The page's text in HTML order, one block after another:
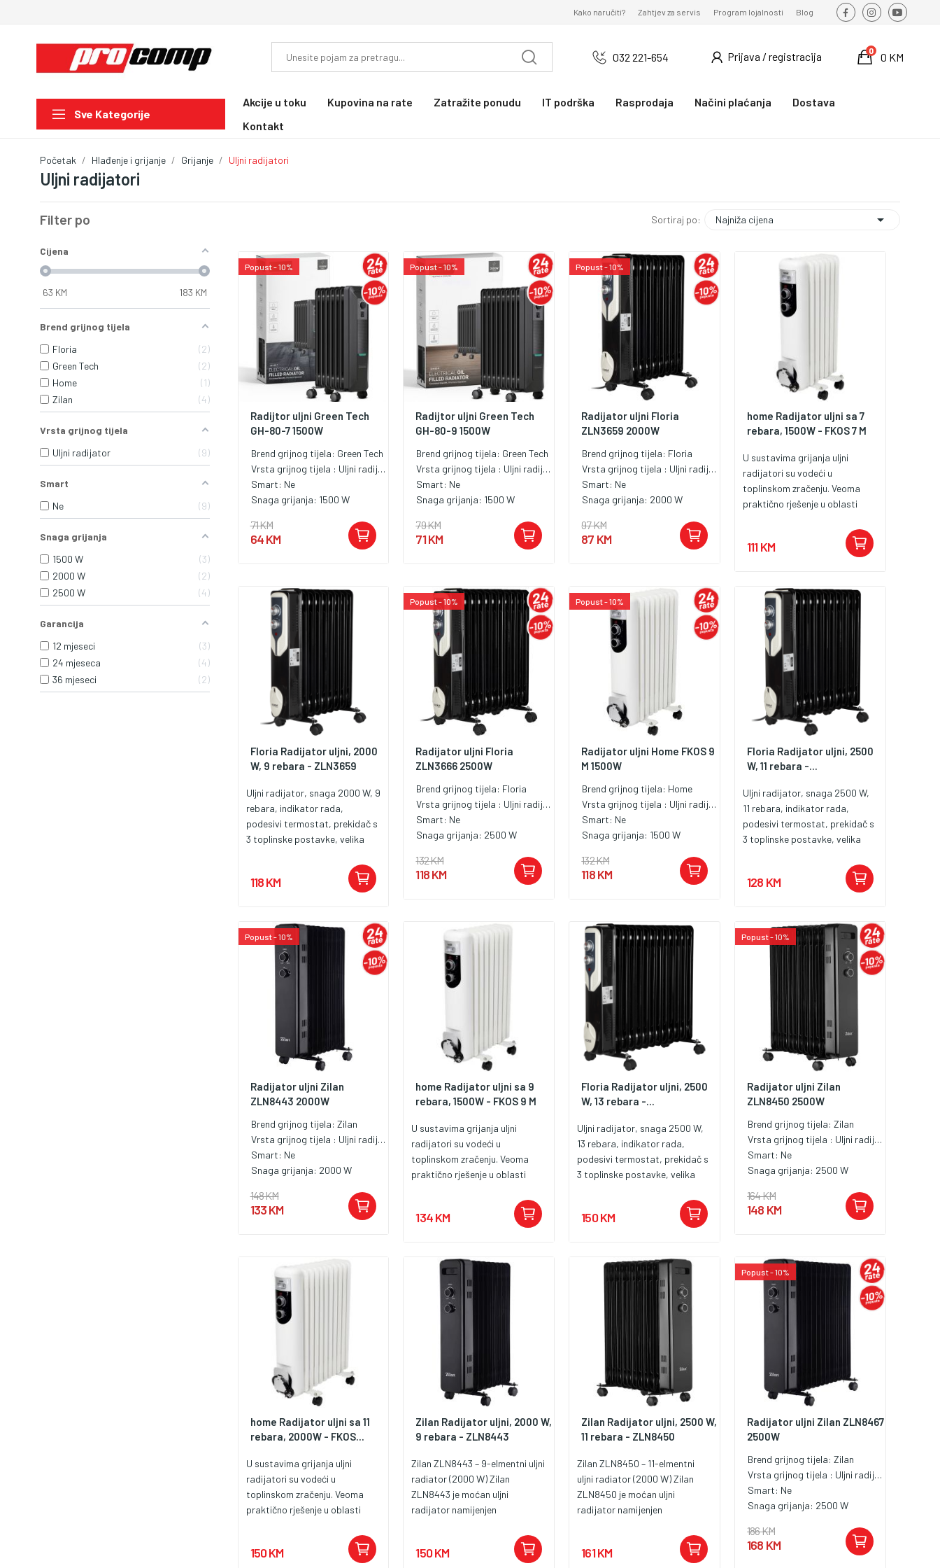
Kako naručiti? Zahtjev za servis Program lojalnosti Blog
032 221-654 Prijava / registracija 0 KM
0
Sve Kategorije
Akcije u toku Kupovina na rate Zatražite ponudu IT podrška Rasprodaja Načini plaćanja
Dostava
Kontakt
Uljni radijatori
Početak Hlađenje i grijanje Grijanje Uljni radijatori
Filter po
Cijena
63 KM 183 KM
Brend grijnog tijela
Floria
2
Green Tech
2
Home
1
Zilan
4
Vrsta grijnog tijela
Uljni radijator
9
Smart
Ne
9
Snaga grijanja
1500 W
3
2000 W
2
2500 W
4
Garancija
12 mjeseci
3
24 mjeseca
4
36 mjeseci
2
Sortiraj po: Najniža cijena 
Popust - 10%
Radijtor uljni Green Tech
GH-80-7 1500W
Brend grijnog tijela: Green Tech
Vrsta grijnog tijela : Uljni radijator
Smart: Ne
Snaga grijanja: 1500 W
71 KM
64 KM
Popust - 10%
Radijtor uljni Green Tech
GH-80-9 1500W
Brend grijnog tijela: Green Tech
Vrsta grijnog tijela : Uljni radijator
Smart: Ne
Snaga grijanja: 1500 W
79 KM
71 KM
Popust - 10%
Radijator uljni Floria
ZLN3659 2000W
Brend grijnog tijela: Floria
Vrsta grijnog tijela : Uljni radijator
Smart: Ne
Snaga grijanja: 2000 W
97 KM
87 KM
home Radijator uljni sa 7
rebara, 1500W - FKOS 7 M
U sustavima grijanja uljni
radijatori su vodeći u
toplinskom zračenju. Veoma
praktično rješenje u oblasti
radijator FKOS 7 M ima 7
rebara, 3 nivoa grijanja 600W /
automatski se gasi u slučaju
pregijavanja ili prevrtanja, lako
prenosiv, dužina napojnog
kabla 1.4 met.
111 KM
Floria Radijator uljni, 2000
W, 9 rebara - ZLN3659
Uljni radijator, snaga 2000 W, 9
rebara, indikator rada,
podesivi termostat, prekidač s
3 toplinske postavke, velika
isijavanje toplote, zaštita od
pregrijavanja, točkići i ručke za
118 KM
Popust - 10%
Radijator uljni Floria
ZLN3666 2500W
Brend grijnog tijela: Floria
Vrsta grijnog tijela : Uljni radijator
Smart: Ne
Snaga grijanja: 2500 W
132 KM
118 KM
Popust - 10%
Radijator uljni Home FKOS 9
M 1500W
Brend grijnog tijela: Home
Vrsta grijnog tijela : Uljni radijator
Smart: Ne
Snaga grijanja: 1500 W
132 KM
118 KM
Floria Radijator uljni, 2500
W, 11 rebara -...
Uljni radijator, snaga 2500 W,
11 rebara, indikator rada,
podesivi termostat, prekidač s
3 toplinske postavke, velika
isijavanje toplote, zaštita od
pregrijavanja, točkići i ručke za
128 KM
Popust - 10%
Radijator uljni Zilan
ZLN8443 2000W
Brend grijnog tijela: Zilan
Vrsta grijnog tijela : Uljni radijator
Smart: Ne
Snaga grijanja: 2000 W
148 KM
133 KM
home Radijator uljni sa 9
rebara, 1500W - FKOS 9 M
U sustavima grijanja uljni
radijatori su vodeći u
toplinskom zračenju. Veoma
praktično rješenje u oblasti
radijator FKOS 9 M ima 9
rebara, 3 nivoa grijanja 600W /
automatski se gasi u slučaju
pregijavanja ili prevrtanja, lako
prenosiv, dužina napojnog
kabla 1.4 met.
134 KM
Floria Radijator uljni, 2500
W, 13 rebara -...
Uljni radijator, snaga 2500 W,
13 rebara, indikator rada,
podesivi termostat, prekidač s
3 toplinske postavke, velika
isijavanje toplote, zaštita od
pregrijavanja, točkići i ručke za
150 KM
Popust - 10%
Radijator uljni Zilan
ZLN8450 2500W
Brend grijnog tijela:Zilan
Vrsta grijnog tijela : Uljni radijator
Smart: Ne
Snaga grijanja: 2500 W
164 KM
148 KM
home Radijator uljni sa 11
rebara, 2000W - FKOS...
U sustavima grijanja uljni
radijatori su vodeći u
toplinskom zračenju. Veoma
praktično rješenje u oblasti
radijator FKOS 11 M ima 11
rebara, 3 nivoa grijanja 800W /
150 KM
Zilan Radijator uljni, 2000 W,
9 rebara - ZLN8443
Zilan ZLN8443 – 9-elmentni uljni
radiator (2000 W) Zilan
ZLN8443 je moćan uljni
radijator namijenjen
spaja snagu i sigurnost uz
praktičnost prijenosnog
150 KM
Zilan Radijator uljni, 2500 W,
11 rebara - ZLN8450
Zilan ZLN8450 – 11-elmentni
uljni radiator (2000 W) Zilan
ZLN8450 je moćan uljni
radijator namijenjen
spaja snagu i sigurnost uz
praktičnost prijenosnog
161 KM
Popust - 10%
Radijator uljni Zilan ZLN8467
2500W
Brend grijnog tijela:Zilan
Vrsta grijnog tijela : Uljni radijator
Smart: Ne
Snaga grijanja: 2500 W
186 KM
168 KM